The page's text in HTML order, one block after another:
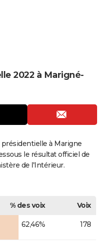
2022 à Marigné-
à Marigne
le résultat officiel de
de l'Intérieur.
% des voix
Voix
62,46% 178